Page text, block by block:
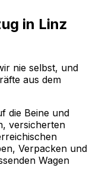
in Linz
nie selbst, und
aus dem
die Beine und
versicherten
Verpacken und
Wagen